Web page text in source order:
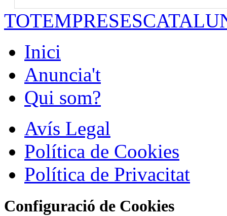
Inici
Anuncia't
Qui som?
Avís Legal
Política de Cookies
Política de Privacitat
Configuració de Cookies